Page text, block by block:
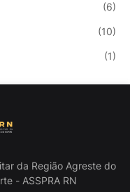
(6)
(10)
(1)
da Região Agreste do
- ASSPRA RN